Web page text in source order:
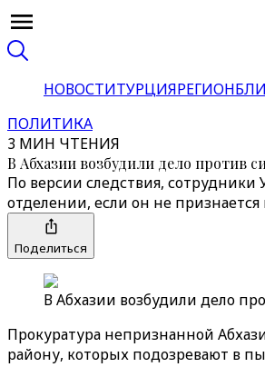
НОВОСТИТУРЦИЯРЕГИОН
ПОЛИТИКА
3 МИН ЧТЕНИЯ
В Абхазии возбудили дело против
По версии следствия, сотрудники
отделении, если он не признается
Поделиться
В Абхазии возбудили дело
Прокуратура непризнанной
району, которых подозревают в